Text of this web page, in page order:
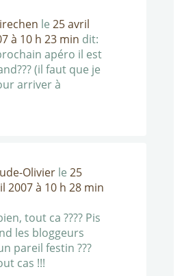
le 25 avril
à 10 h 23 min dit:
apéro il est
(il faut que je
arriver à
Olivier le 25
2007 à 10 h 28 min
tout ca ???? Pis
les bloggeurs
pareil festin ???
cas !!!